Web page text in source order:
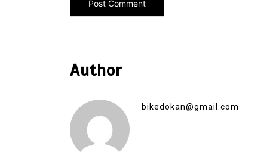
Author
bikedokan@gmail.com